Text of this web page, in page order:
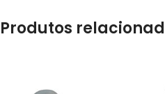
Produtos